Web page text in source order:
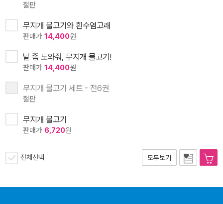
절판
무지개 물고기와 흰수염고래
판매가 14,400원
날 좀 도와줘, 무지개 물고기!
판매가 14,400원
무지개 물고기 세트 - 전6권
절판
무지개 물고기
판매가 6,720원
전체선택 모두보기